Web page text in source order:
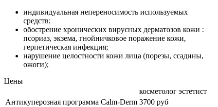
индивидуальная непереносимость используемых
средств;
обострение хронических вирусных дерматозов кожи :
псориаз, экзема, гнойничковое поражение кожи,
герпетическая инфекция;
нарушение целостности кожи лица (порезы, ссадины,
ожоги);
Цены
косметолог эстетист
Антикуперозная программа Calm-Derm 3700 руб